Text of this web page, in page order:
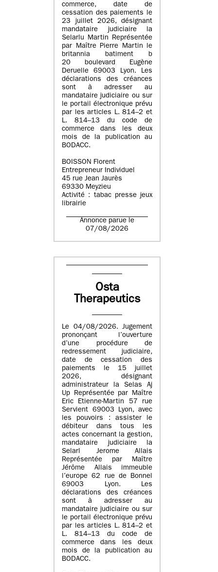
commerce, date de
cessation des paiements le
23 juillet 2026, désignant
mandataire judiciaire la
Selarlu Martin Représentée
par Maître Pierre Martin le
britannia batiment b
20 boulevard Eugène
Deruelle 69003 Lyon. Les
déclarations des créances
sont à adresser au
mandataire judiciaire ou sur
le portail électronique prévu
par les articles L. 814–2 et
L. 814–13 du code de
commerce dans les deux
mois de la publication au
BODACC.
BOISSON Florent
Entrepreneur Individuel
45 rue Jean Jaurès
69330 Meyzieu
Activité : tabac presse jeux
librairie
Annonce parue le
07/08/2026
Osta
Therapeutics
Le 04/08/2026. Jugement
prononçant l’ouverture
d’une procédure de
redressement judiciaire,
date de cessation des
paiements le 15 juillet
2026, désignant
administrateur la Selas Aj
Up Représentée par Maître
Eric Etienne-Martin 57 rue
Servient 69003 Lyon, avec
les pouvoirs : assister le
débiteur dans tous les
actes concernant la gestion,
mandataire judiciaire la
Selarl Jerome Allais
Représentée par Maître
Jérôme Allais immeuble
l’europe 62 rue de Bonnel
69003 Lyon. Les
déclarations des créances
sont à adresser au
mandataire judiciaire ou sur
le portail électronique prévu
par les articles L. 814–2 et
L. 814–13 du code de
commerce dans les deux
mois de la publication au
BODACC.